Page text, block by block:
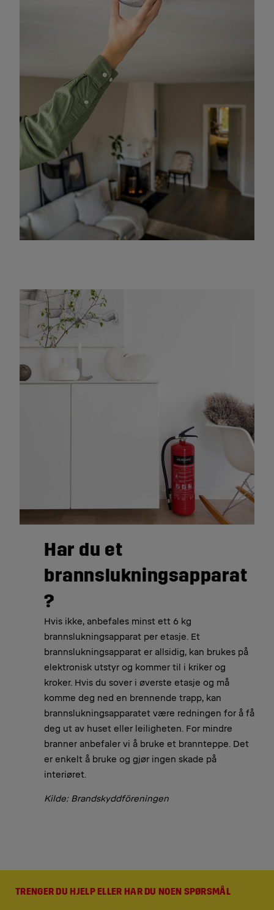
Har du et
brannslukningsapparat
?
Hvis ikke, anbefales minst ett 6 kg
brannslukningsapparat per etasje. Et
brannslukningsapparat er allsidig, kan brukes på
elektronisk utstyr og kommer til i kriker og
kroker. Hvis du sover i øverste etasje og må
komme deg ned en brennende trapp, kan
brannslukningsapparatet være redningen for å få
deg ut av huset eller leiligheten. For mindre
branner anbefaler vi å bruke et brannteppe. Det
er enkelt å bruke og gjør ingen skade på
interiøret.
Kilde: Brandskyddföreningen
TRENGER DU HJELP ELLER HAR DU NOEN SPØRSMÅL